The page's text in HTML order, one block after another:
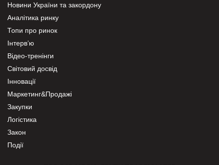
Новини України та закордону
Аналітика ринку
Топи про ринок
Інтерв’ю
Відео-тренінги
Світовий досвід
Інновації
Маркетинг&Продажі
Закупки
Логістика
Закон
Події